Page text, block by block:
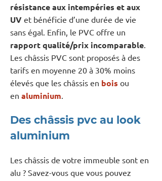
résistance aux intempéries et aux
UV et bénéficie d’une durée de vie
sans égal. Enfin, le PVC offre un
rapport qualité/prix incomparable.
Les châssis PVC sont proposés à des
tarifs en moyenne 20 à 30% moins
élevés que les châssis en bois ou
en aluminium.
Des châssis pvc au look
aluminium
Les châssis de votre immeuble sont en
alu ? Savez-vous que vous pouvez